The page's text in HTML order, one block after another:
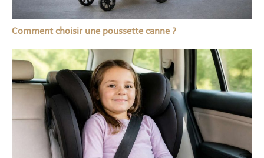
Comment choisir une poussette canne ?